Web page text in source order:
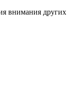
внимания других